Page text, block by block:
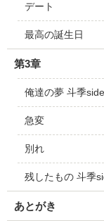
デート
最高の誕生日
第3章
俺達の夢 斗季side
急変
別れ
残したもの 斗季
あとがき